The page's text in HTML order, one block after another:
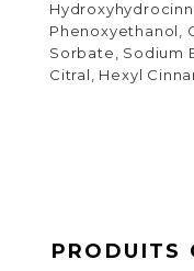
Phenoxyethanol,
Sorbate, Sodium
Citral, Hexyl
PRODUITS